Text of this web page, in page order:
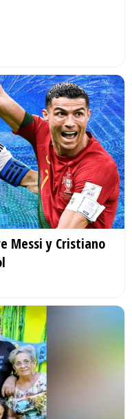
Messi y Cristiano